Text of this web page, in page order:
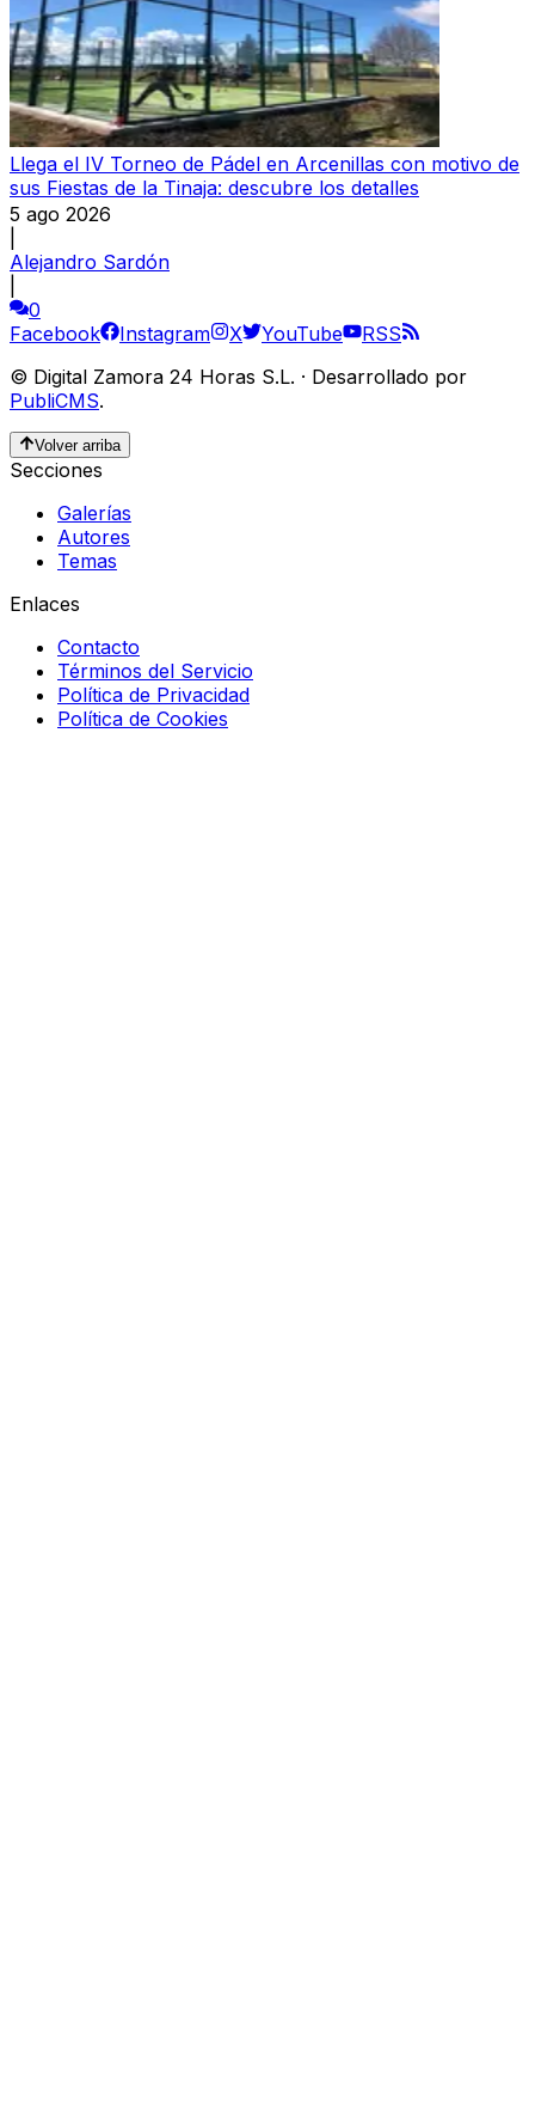
Llega el IV Torneo de Pádel en Arcenillas con motivo de
sus Fiestas de la Tinaja: descubre los detalles
5 ago 2026
Alejandro Sardón
0
Facebook
Instagram X YouTube
RSS
© Digital Zamora 24 Horas S.L. · Desarrollado por
PubliCMS.
Volver arriba
Secciones
Galerías
Autores
Temas
Enlaces
Contacto
Términos del Servicio
Política de Privacidad
Política de Cookies